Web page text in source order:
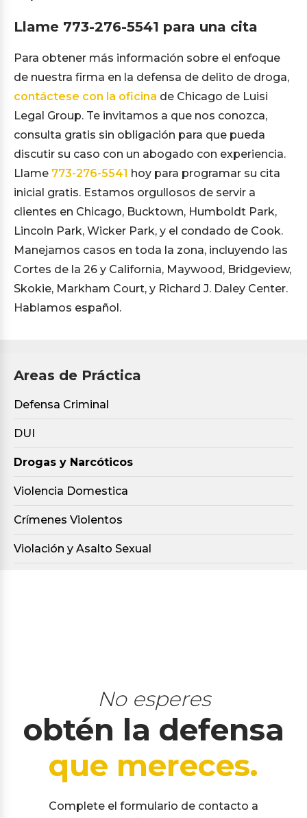
Llame 773-276-5541 para una cita
Para obtener más información sobre el enfoque
de nuestra firma en la defensa de delito de droga,
contáctese con la oficina de Chicago de Luisi
Legal Group. Te invitamos a que nos conozca,
consulta gratis sin obligación para que pueda
discutir su caso con un abogado con experiencia.
Llame 773-276-5541 hoy para programar su cita
inicial gratis. Estamos orgullosos de servir a
clientes en Chicago, Bucktown, Humboldt Park,
Lincoln Park, Wicker Park, y el condado de Cook.
Manejamos casos en toda la zona, incluyendo las
Cortes de la 26 y California, Maywood, Bridgeview,
Skokie, Markham Court, y Richard J. Daley Center.
Hablamos español.
Areas de Práctica
Defensa Criminal
DUI
Drogas y Narcóticos
Violencia Domestica
Crímenes Violentos
Violación y Asalto Sexual
No esperes
obtén la defensa
que mereces.
Complete el formulario de contacto a